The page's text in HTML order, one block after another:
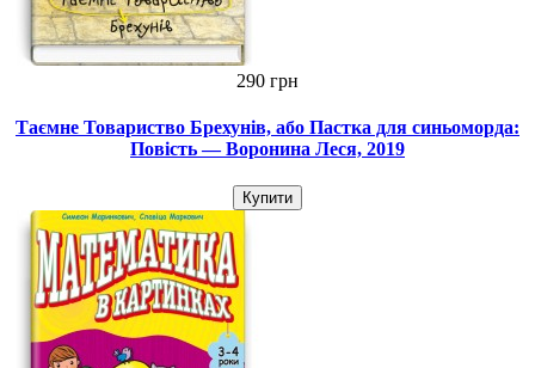
290 грн
Таємне Товариство Брехунів, або Пастка для синьоморда:
Повість — Воронина Леся, 2019
Купити